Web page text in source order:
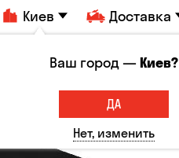
Киев Доставка
Ваш город —Киев?
ДА
Нет, изменить